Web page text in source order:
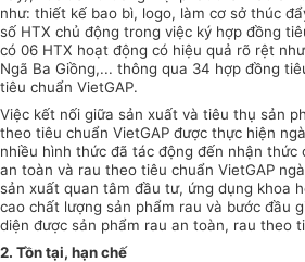
như: thiết kế bao bì, logo, làm cơ sở thúc
số HTX chủ động trong việc ký hợp đồng
có 06 HTX hoạt động có hiệu quả rõ rệt
Ngã Ba Giồng,... thông qua 34 hợp đồng
tiêu chuẩn VietGAP.
Việc kết nối giữa sản xuất và tiêu thụ sản
theo tiêu chuẩn VietGAP được thực hiện
nhiều hình thức đã tác động đến nhận thức
an toàn và rau theo tiêu chuẩn VietGAP
sản xuất quan tâm đầu tư, ứng dụng khoa
cao chất lượng sản phẩm rau và bước đầu
diện được sản phẩm rau an toàn, rau theo
2. Tồn tại, hạn chế